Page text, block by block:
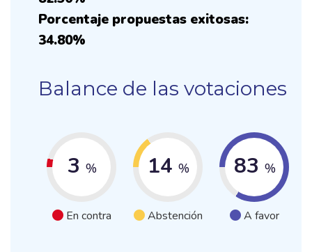
Porcentaje propuestas exitosas:
34.80%
Balance de las votaciones
3 %
En contra
14 %
Abstención
83 %
A favor